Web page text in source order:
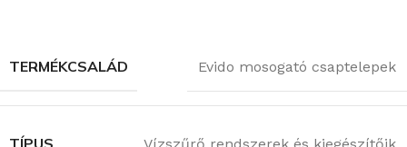
TERMÉKCSALÁD Evido mosogató csaptelepek